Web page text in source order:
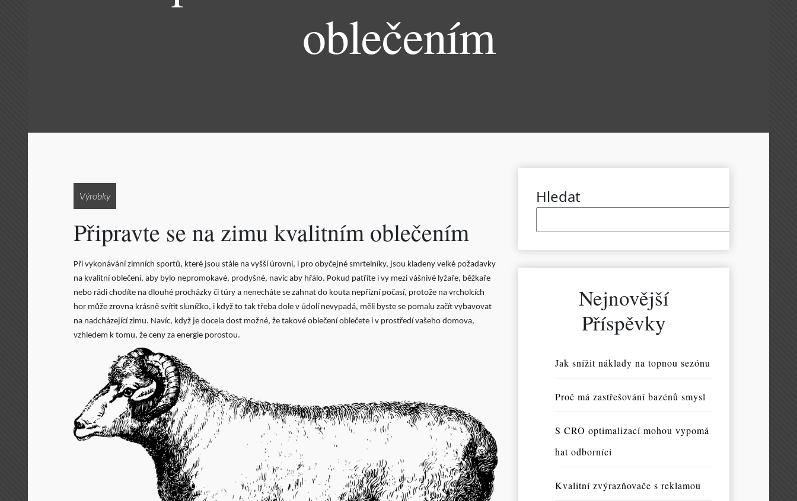
oblečením
Výrobky
Připravte se na zimu kvalitním oblečením
Při vykonávání zimních sportů, které jsou stále na vyšší úrovni, i pro obyčejné smrtelníky, jsou kladeny velké požadavky
na kvalitní oblečení, aby bylo nepromokavé, prodyšné, navíc aby hřálo. Pokud patříte i vy mezi vášnivé lyžaře, běžkaře
nebo rádi chodíte na dlouhé procházky či túry a nenecháte se zahnat do kouta nepřízní počasí, protože na vrcholcích
hor může zrovna krásně svítit sluníčko, i když to tak třeba dole v údolí nevypadá, měli byste se pomalu začít vybavovat
na nadcházející zimu. Navíc, když je docela dost možné, že takové oblečení oblečete i v prostředí vašeho domova,
vzhledem k tomu, že ceny za energie porostou.
Hledat
Nejnovější
Příspěvky
Jak snížit náklady na topnou sezónu
Proč má zastřešování bazénů smysl
S CRO optimalizací mohou vypomá
hat odborníci
Kvalitní zvýrazňovače s reklamou